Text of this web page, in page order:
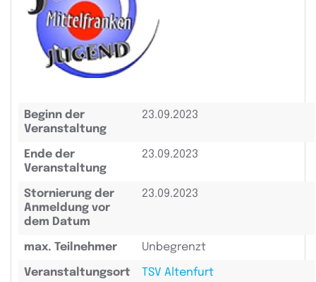
Beginn der
Veranstaltung
23.09.2023
Ende der
Veranstaltung
23.09.2023
Stornierung der
Anmeldung vor
dem Datum
23.09.2023
max. Teilnehmer Unbegrenzt
Veranstaltungsort TSV Altenfurt